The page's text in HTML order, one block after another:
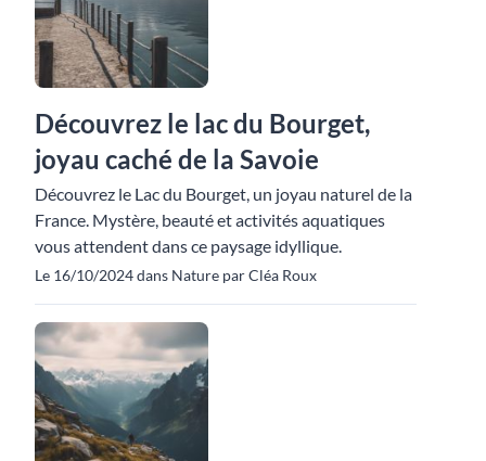
Découvrez le lac du Bourget,
joyau caché de la Savoie
Découvrez le Lac du Bourget, un joyau naturel de la
France. Mystère, beauté et activités aquatiques
vous attendent dans ce paysage idyllique.
Le 16/10/2024 dans Nature par Cléa Roux